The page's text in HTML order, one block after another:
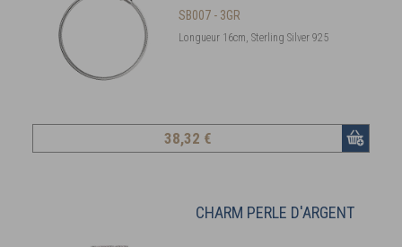
SB007 - 3GR
Longueur 16cm, Sterling Silver 925
38,32 €
CHARM PERLE D'ARGENT